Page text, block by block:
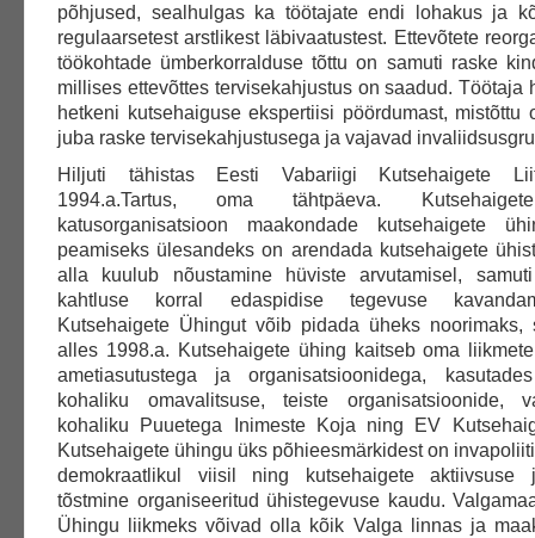
põhjused, sealhulgas ka töötajate endi lohakus ja
regulaarsetest arstlikest läbivaatustest. Ettevõtete
töökohtade ümberkorralduse tõttu on samuti raske
millises ettevõttes tervisekahjustus on saadud. Töötaja
hetkeni kutsehaiguse ekspertiisi pöördumast, mistõttu
juba raske tervisekahjustusega ja vajavad
Hiljuti tähistas Eesti Vabariigi Kutsehaigete
1994.a.Tartus, oma tähtpäeva.
katusorganisatsioon maakondade kutsehaigete
peamiseks ülesandeks on arendada kutsehaigete
alla kuulub nõustamine hüviste arvutamisel,
kahtluse korral edaspidise tegevuse
Kutsehaigete Ühingut võib pidada üheks
alles 1998.a. Kutsehaigete ühing kaitseb oma
ametiasutustega ja organisatsioonidega,
kohaliku omavalitsuse, teiste organisatsioonide,
kohaliku Puuetega Inimeste Koja ning EV
Kutsehaigete ühingu üks põhieesmärkidest on
demokraatlikul viisil ning kutsehaigete aktiivsuse
tõstmine organiseeritud ühistegevuse kaudu.
Ühingu liikmeks võivad olla kõik Valga linnas ja